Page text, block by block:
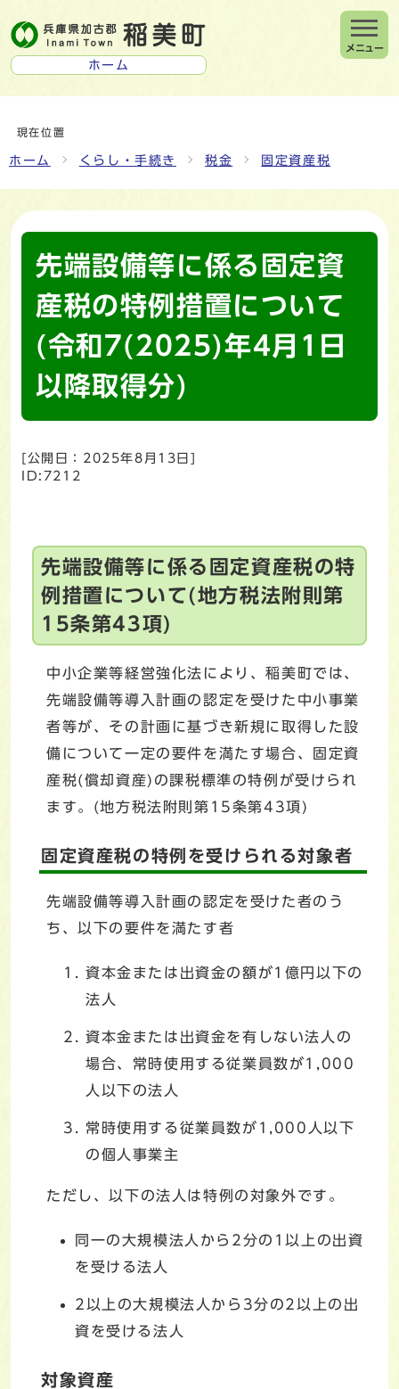
ホーム
メニュー
現在位置
ホーム くらし・手続き 税金 固定資産税
先端設備等に係る固定資
産税の特例措置について
(令和7(2025)年4月1日
以降取得分)
[公開日： 2025年8月13日 ]
ID:7212
先端設備等に係る固定資産税の特
例措置について(地方税法附則第
15条第43項)
中小企業等経営強化法により、稲美町では、
先端設備等導入計画の認定を受けた中小事業
者等が、その計画に基づき新規に取得した設
備について一定の要件を満たす場合、固定資
産税(償却資産)の課税標準の特例が受けられ
ます。(地方税法附則第15条第43項)
固定資産税の特例を受けられる対象者
先端設備等導入計画の認定を受けた者のう
ち、以下の要件を満たす者
資本金または出資金の額が1億円以下の
法人
資本金または出資金を有しない法人の
場合、常時使用する従業員数が1,000
人以下の法人
常時使用する従業員数が1,000人以下
の個人事業主
ただし、以下の法人は特例の対象外です。
同一の大規模法人から2分の1以上の出資
を受ける法人
2以上の大規模法人から3分の2以上の出
資を受ける法人
対象資産